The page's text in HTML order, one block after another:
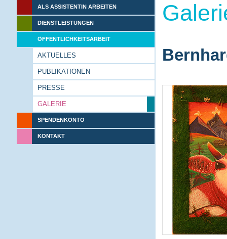
ALS ASSISTENTIN ARBEITEN
DIENSTLEISTUNGEN
ÖFFENTLICHKEITSARBEIT
AKTUELLES
PUBLIKATIONEN
PRESSE
GALERIE
SPENDENKONTO
KONTAKT